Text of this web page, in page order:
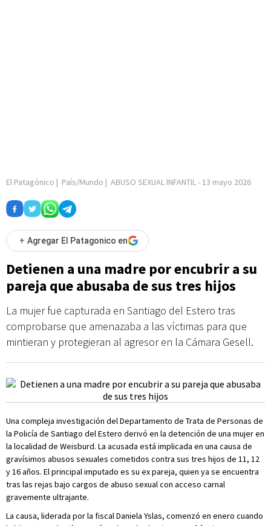
El Patagónico | País/Mundo | ABUSO SEXUAL INFANTIL- 13 mayo 2026
+ Agregar El Patagonico en
Detienen a una madre por encubrir a su
pareja que abusaba de sus tres hijos
La mujer fue capturada en Santiago del Estero tras
comprobarse que amenazaba a las víctimas para que
mintieran y protegieran al agresor en la Cámara Gesell.
Una compleja investigación del Departamento de Trata de Personas de
la Policía de Santiago del Estero derivó en la detención de una mujer en
la localidad de Weisburd. La acusada está implicada en una causa de
gravísimos abusos sexuales cometidos contra sus tres hijos de 11, 12
y 16 años. El principal imputado es su ex pareja, quien ya se encuentra
tras las rejas bajo cargos de abuso sexual con acceso carnal
gravemente ultrajante.
La causa, liderada por la fiscal Daniela Yslas, comenzó en enero cuando